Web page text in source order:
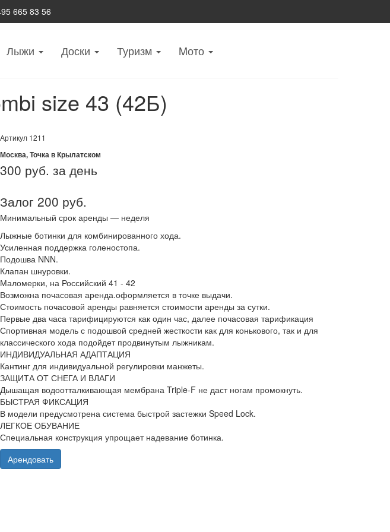
665 83 56
Лыжи Доски Туризм Mото
size 43 (42Б)
Артикул 1211
Москва, Точка в Крылатском
300 руб. за день
Залог 200 руб.
Минимальный срок аренды — неделя
Лыжные ботинки для комбинированного хода.
Усиленная поддержка голеностопа.
Подошва NNN.
Клапан шнуровки.
Маломерки, на Российский 41 - 42
Возможна почасовая аренда.оформляется в точке выдачи.
Стоимость почасовой аренды равняется стоимости аренды за сутки.
Первые два часа тарифицируются как один час, далее почасовая тарификация
Спортивная модель с подошвой средней жесткости как для конькового, так и для
классического хода подойдет продвинутым лыжникам.
ИНДИВИДУАЛЬНАЯ АДАПТАЦИЯ
Кантинг для индивидуальной регулировки манжеты.
ЗАЩИТА ОТ СНЕГА И ВЛАГИ
Дышащая водоотталкивающая мембрана Triple-F не даст ногам промокнуть.
БЫСТРАЯ ФИКСАЦИЯ
В модели предусмотрена система быстрой застежки Speed Lock.
ЛЕГКОЕ ОБУВАНИЕ
Специальная конструкция упрощает надевание ботинка.
Арендовать